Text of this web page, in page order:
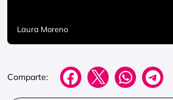
Laura Moreno
Comparte: